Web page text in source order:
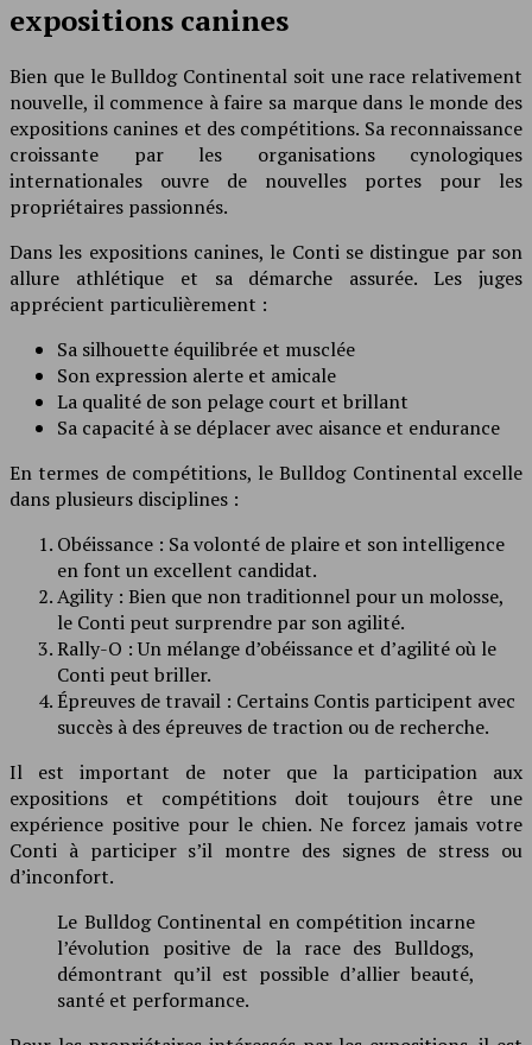
expositions canines
Bien que le Bulldog Continental soit une race relativement
nouvelle, il commence à faire sa marque dans le monde des
expositions canines et des compétitions. Sa reconnaissance
croissante par les organisations cynologiques
internationales ouvre de nouvelles portes pour les
propriétaires passionnés.
Dans les expositions canines, le Conti se distingue par son
allure athlétique et sa démarche assurée. Les juges
apprécient particulièrement :
Sa silhouette équilibrée et musclée
Son expression alerte et amicale
La qualité de son pelage court et brillant
Sa capacité à se déplacer avec aisance et endurance
En termes de compétitions, le Bulldog Continental excelle
dans plusieurs disciplines :
Obéissance : Sa volonté de plaire et son intelligence
en font un excellent candidat.
Agility : Bien que non traditionnel pour un molosse,
le Conti peut surprendre par son agilité.
Rally-O : Un mélange d’obéissance et d’agilité où le
Conti peut briller.
Épreuves de travail : Certains Contis participent avec
succès à des épreuves de traction ou de recherche.
Il est important de noter que la participation aux
expositions et compétitions doit toujours être une
expérience positive pour le chien. Ne forcez jamais votre
Conti à participer s’il montre des signes de stress ou
d’inconfort.
Le Bulldog Continental en compétition incarne
l’évolution positive de la race des Bulldogs,
démontrant qu’il est possible d’allier beauté,
santé et performance.